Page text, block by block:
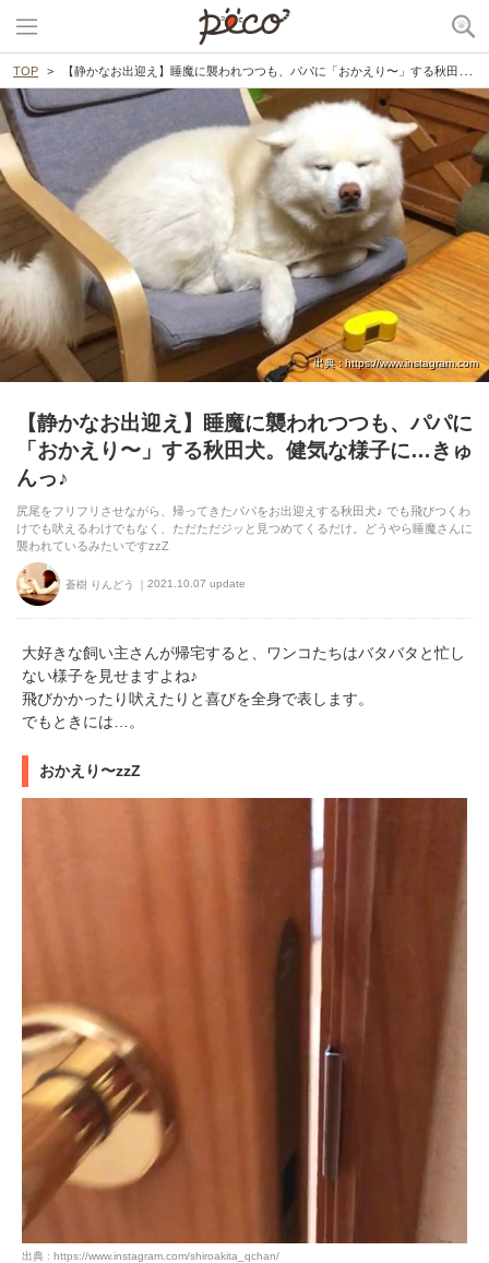
TOP 【静かなお出迎え】睡魔に襲われつつも、パパに「おかえり〜」する秋田犬。健気な様子に…きゅんっ♪
出典 : https://www.instagram.com
【静かなお出迎え】睡魔に襲われつつも、パパに
「おかえり〜」する秋田犬。健気な様子に…きゅ
んっ♪
尻尾をフリフリさせながら、帰ってきたパパをお出迎えする秋田犬♪ でも飛びつくわ
けでも吠えるわけでもなく、ただただジッと見つめてくるだけ。どうやら睡魔さんに
襲われているみたいですzzZ
蒼樹 りんどう 2021.10.07 update
大好きな飼い主さんが帰宅すると、ワンコたちはバタバタと忙し
ない様子を見せますよね♪
飛びかかったり吠えたりと喜びを全身で表します。
でもときには…。
おかえり〜zzZ
出典 : https://www.instagram.com/shiroakita_qchan/